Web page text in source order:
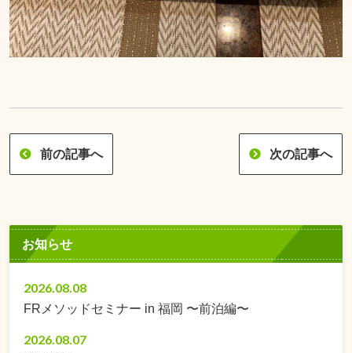
前の記事へ 次の記事へ
お知らせ
2026.08.08
FRメソッドセミナー in 福岡 〜前泊編〜
2026.08.07